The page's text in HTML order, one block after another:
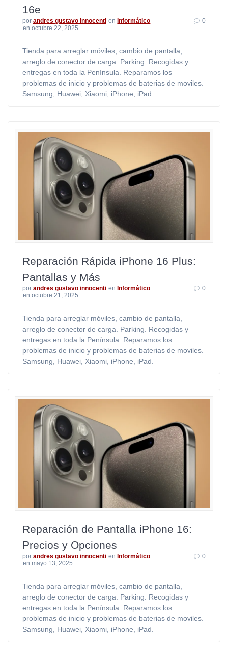
16e
por andres gustavo innocenti enInformático
en octubre 22, 2025
0
Tienda para arreglar móviles, cambio de pantalla,
arreglo de conector de carga. Parking. Recogidas y
entregas en toda la Península. Reparamos los
problemas de inicio y problemas de baterias de moviles.
Samsung, Huawei, Xiaomi, iPhone, iPad.
Reparación Rápida iPhone 16 Plus:
Pantallas y Más
por andres gustavo innocenti en Informático
en octubre 21, 2025
0
Tienda para arreglar móviles, cambio de pantalla,
arreglo de conector de carga. Parking. Recogidas y
entregas en toda la Península. Reparamos los
problemas de inicio y problemas de baterias de moviles.
Samsung, Huawei, Xiaomi, iPhone, iPad.
Reparación de Pantalla iPhone 16:
Precios y Opciones
por andres gustavo innocenti en Informático
en mayo 13, 2025
0
Tienda para arreglar móviles, cambio de pantalla,
arreglo de conector de carga. Parking. Recogidas y
entregas en toda la Península. Reparamos los
problemas de inicio y problemas de baterias de moviles.
Samsung, Huawei, Xiaomi, iPhone, iPad.